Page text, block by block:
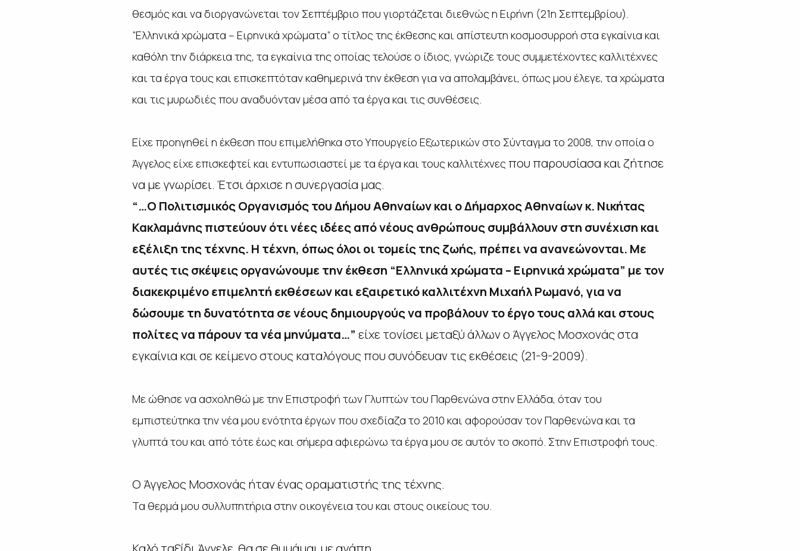
θεσμός και να διοργανώνεται τον Σεπτέμβριο που γιορτάζεται διεθνώς η Ειρήνη (21η Σεπτεμβρίου).
“Ελληνικά χρώματα – Ειρηνικά χρώματα” ο τίτλος της έκθεσης και απίστευτη κοσμοσυρροή στα εγκαίνια και
καθόλη την διάρκεια της, τα εγκαίνια της οποίας τελούσε ο ίδιος, γνώριζε τους συμμετέχοντες καλλιτέχνες
και τα έργα τους και επισκεπτόταν καθημερινά την έκθεση για να απολαμβάνει, όπως μου έλεγε, τα χρώματα
και τις μυρωδιές που αναδυόνταν μέσα από τα έργα και τις συνθέσεις.
Είχε προηγηθεί η έκθεση που επιμελήθηκα στο Υπουργείο Εξωτερικών στο Σύνταγμα το 2008, την οποία ο
Άγγελος είχε επισκεφτεί και εντυπωσιαστεί με τα έργα και τους καλλιτέχνες που παρουσίασα και ζήτησε
να με γνωρίσει. Έτσι άρχισε η συνεργασία μας.
“…Ο Πολιτισμικός Οργανισμός του Δήμου Αθηναίων και ο Δήμαρχος Αθηναίων κ. Νικήτας
Κακλαμάνης πιστεύουν ότι νέες ιδέες από νέους ανθρώπους συμβάλλουν στη συνέχιση και
εξέλιξη της τέχνης. Η τέχνη, όπως όλοι οι τομείς της ζωής, πρέπει να ανανεώνονται. Με
αυτές τις σκέψεις οργανώνουμε την έκθεση “Ελληνικά χρώματα – Ειρηνικά χρώματα” με τον
διακεκριμένο επιμελητή εκθέσεων και εξαιρετικό καλλιτέχνη Μιχαήλ Ρωμανό, για να
δώσουμε τη δυνατότητα σε νέους δημιουργούς να προβάλουν το έργο τους αλλά και στους
πολίτες να πάρουν τα νέα μηνύματα…” είχε τονίσει μεταξύ άλλων ο Άγγελος Μοσχονάς στα
εγκαίνια και σε κείμενο στους καταλόγους που συνόδευαν τις εκθέσεις (21-9-2009).
Με ώθησε να ασχοληθώ με την Επιστροφή των Γλυπτών του Παρθενώνα στην Ελλάδα, όταν του
εμπιστεύτηκα την νέα μου ενότητα έργων που σχεδίαζα το 2010 και αφορούσαν τον Παρθενώνα και τα
γλυπτά του και από τότε έως και σήμερα αφιερώνω τα έργα μου σε αυτόν το σκοπό. Στην Επιστροφή τους.
Ο Άγγελος Μοσχονάς ήταν ένας οραματιστής της τέχνης.
Τα θερμά μου συλλυπητήρια στην οικογένεια του και στους οικείους του.